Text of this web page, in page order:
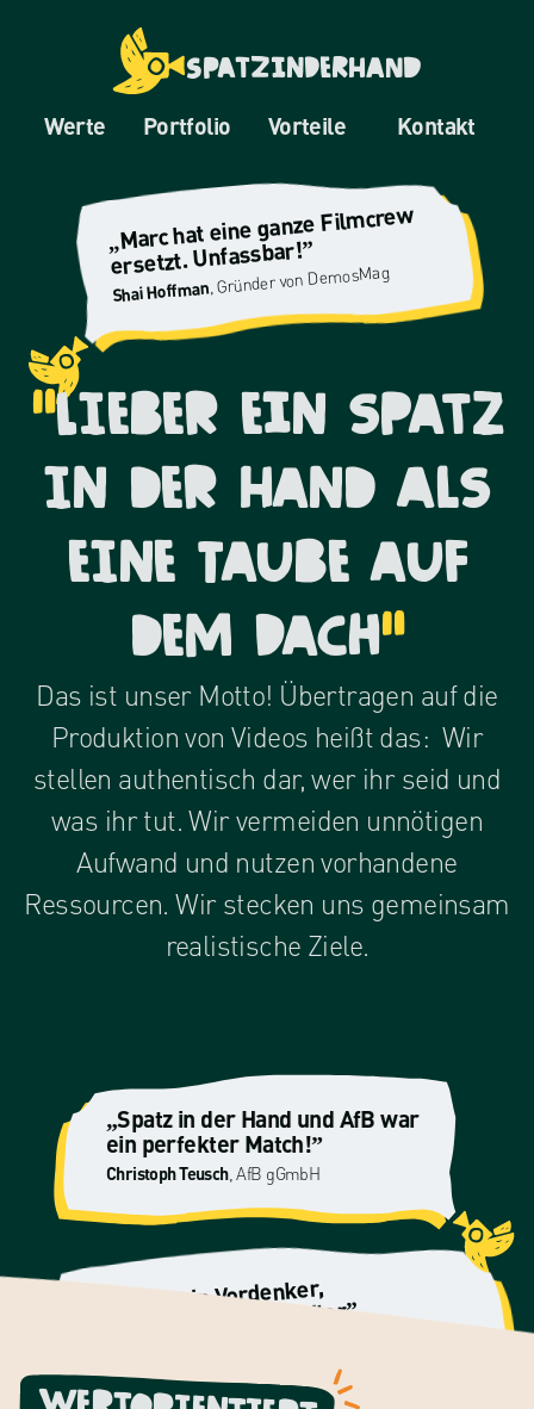
SpatzInDer Hand
Werte Portfolio Vorteile Kontakt
„Marc hat eine ganze Filmcrew
ersetzt. Unfassbar!”
Shai Hoffman, Gründer von DemosMag
"Lieber eIn spatz
in der Hand Als
eine Taube auf
dem Dach"
Das ist unser Motto! Übertragen auf die
Produktion von Videos heißt das: Wir
stellen authentisch dar, wer ihr seid und
was ihr tut. Wir vermeiden unnötigen
Aufwand und nutzen vorhandene
Ressourcen. Wir stecken uns gemeinsam
realistische Ziele.
„Spatz in der Hand und AfB war
ein perfekter Match!”
Christoph Teusch, AfB gGmbH
„Marc ist ein Vordenker,
Nachdenker und Vorreiter”